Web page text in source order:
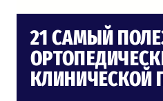
21 САМЫЙ
КЛИНИЧЕСКОЙ